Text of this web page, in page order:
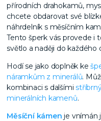
přírodních drahokamů,
chcete obdarovat své
náhrdelník s měsíčním
Tento šperk vás provede i
světlo a naději do každého
Hodí se jako doplněk ke
náramkům z minerálů.
kombinaci s dalšími
minerálních kamenů.
Měsíční kámen je vnímán